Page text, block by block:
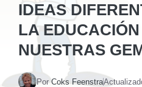
IDEAS
LA
NUESTRAS
Por Coks Feenstra